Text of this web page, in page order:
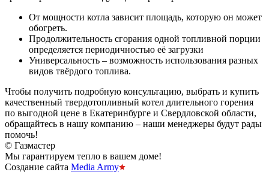
От мощности котла зависит площадь, которую он может
обогреть.
Продолжительность сгорания одной топливной порции
определяется периодичностью её загрузки
Универсальность – возможность использования разных
видов твёрдого топлива.
Чтобы получить подробную консультацию, выбрать и купить
качественный твердотопливный котел длительного горения
по выгодной цене в Екатеринбурге и Свердловской области,
обращайтесь в нашу компанию – наши менеджеры будут рады
помочь!
© Газмастер
Мы гарантируем тепло в вашем доме!
Создание сайта Media Army